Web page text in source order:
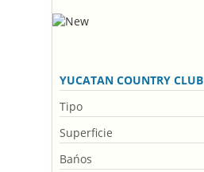
YUCATAN COUNTRY CLUB
Tipo
Superficie
Bańos